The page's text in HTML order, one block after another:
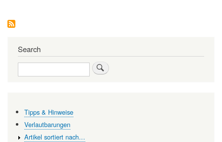
Search
Search
Tipps & Hinweise
Verlautbarungen
Artikel sortiert nach…